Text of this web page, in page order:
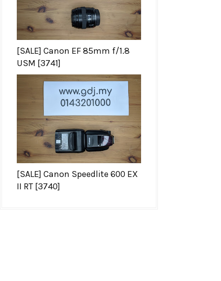
[SALE] Canon EF 85mm f/1.8
USM [3741]
[SALE] Canon Speedlite 600 EX
II RT [3740]